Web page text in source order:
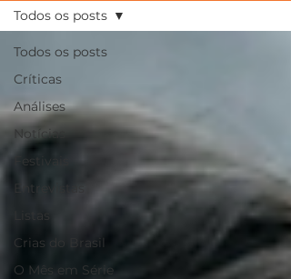
Todos os posts
Críticas
Análises
Notícias
Festivais
Entrevistas
Crias do Brasil
O Mês em Série
Todos os posts